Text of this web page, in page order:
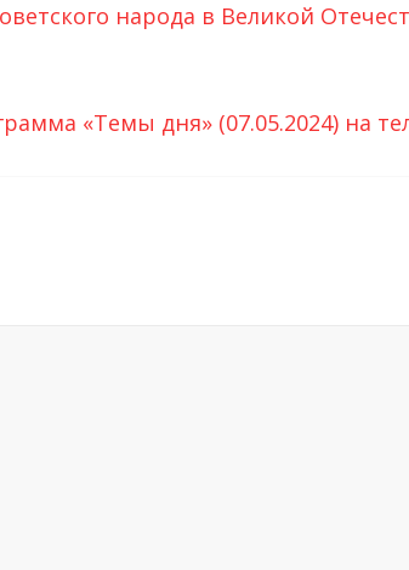
народа в Великой
«Темы дня» (07.05.2024) на